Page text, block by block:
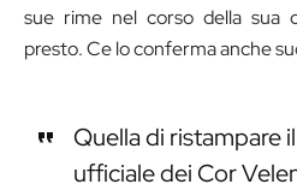
sue rime nel corso della sua
presto. Ce lo conferma anche
Quella di ristampare
ufficiale dei Cor